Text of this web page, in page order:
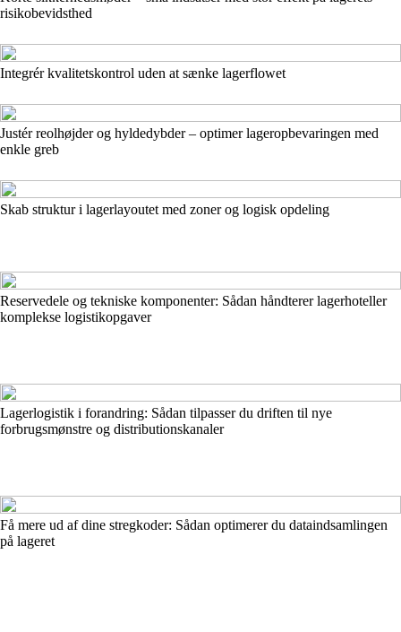
risikobevidsthed
Integrér kvalitetskontrol uden at sænke lagerflowet
Justér reolhøjder og hyldedybder – optimer lageropbevaringen med
enkle greb
Skab struktur i lagerlayoutet med zoner og logisk opdeling
Reservedele og tekniske komponenter: Sådan håndterer lagerhoteller
komplekse logistikopgaver
Lagerlogistik i forandring: Sådan tilpasser du driften til nye
forbrugsmønstre og distributionskanaler
Få mere ud af dine stregkoder: Sådan optimerer du dataindsamlingen
på lageret